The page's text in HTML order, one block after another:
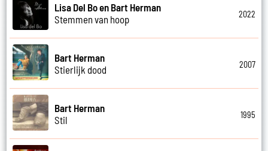
Lisa Del Bo en Bart Herman
Stemmen van hoop
2022
Bart Herman
Stierlijk dood
2007
Bart Herman
Stil
1995